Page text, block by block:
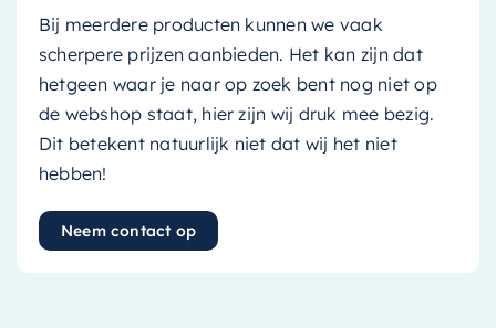
Bij meerdere producten kunnen we vaak
scherpere prijzen aanbieden. Het kan zijn dat
hetgeen waar je naar op zoek bent nog niet op
de webshop staat, hier zijn wij druk mee bezig.
Dit betekent natuurlijk niet dat wij het niet
hebben!
Neem contact op